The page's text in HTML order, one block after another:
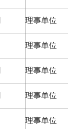
理事单位
理事单位
理事单位
理事单位
理事单位